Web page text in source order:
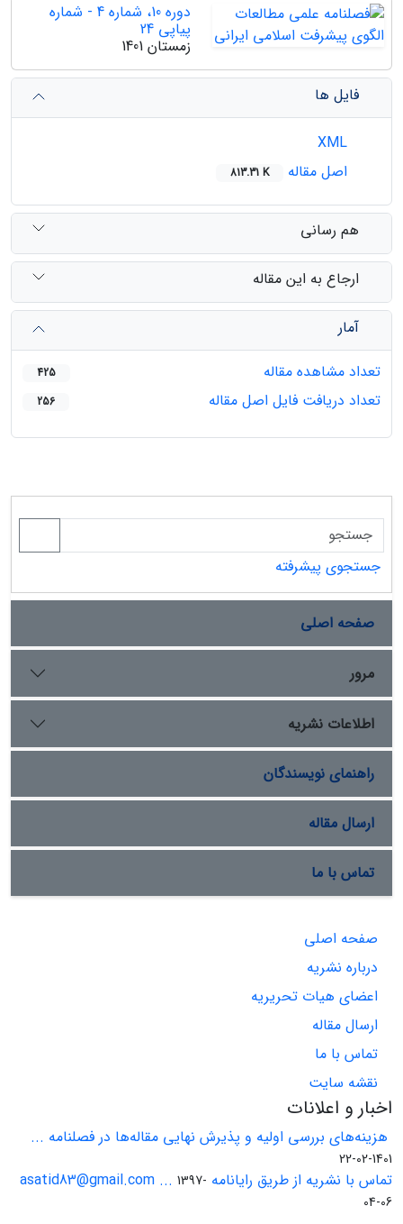
دوره 10، شماره 4 - شماره
پیاپی 24
زمستان 1401
فایل ها
اصل مقاله
813.31 K
هم رسانی
ارجاع به این مقاله
آمار
تعداد مشاهده مقاله
425
تعداد دریافت فایل اصل مقاله 256
جستجوی پیشرفته
صفحه اصلی
مرور
اطلاعات نشریه
راهنمای نویسندگان
ارسال مقاله
تماس با ما
صفحه اصلی
درباره نشریه
اعضای هیات تحریریه
ارسال مقاله
تماس با ما
نقشه سایت
اخبار و اعلانات
هزینه‌های بررسی اولیه و پذیرش نهایی مقاله‌ها در فصلنامه ...
1401-02-22
تماس با نشریه از طریق رایانامه asatid83@gmail.com ... 1397-
04-06